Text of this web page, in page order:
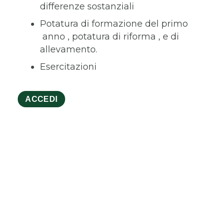
differenze sostanziali
Potatura di formazione del primo
anno , potatura di riforma , e di
allevamento.
Esercitazioni
ACCEDI